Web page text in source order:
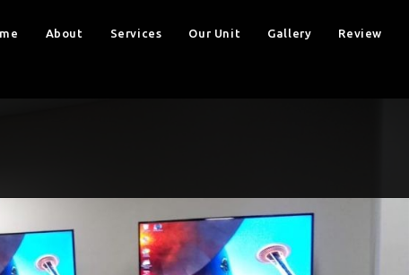
About Services Our Unit Gallery Review